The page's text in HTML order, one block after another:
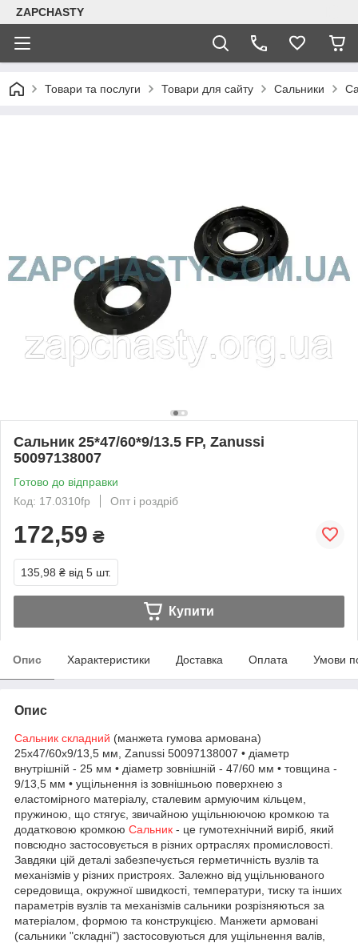
ZAPCHASTY
Товари та послуги Товари для сайту Сальники
Сальник 25*47/60*9/13.5 FP, Zanussi
50097138007
Готово до відправки
Код: 17.0310fp
Опт і роздріб
172,59 ₴
135,98 ₴ від 5 шт.
Купити
Опис Характеристики Доставка Оплата Умови
Опис
Сальник складний (манжета гумова армована)
25x47/60x9/13,5 мм, Zanussi 50097138007 • діаметр
внутрішній - 25 мм • діаметр зовнішній - 47/60 мм • товщина -
9/13,5 мм • ущільнення із зовнішньою поверхнею з
еластомірного матеріалу, сталевим армуючим кільцем,
пружиною, що стягує, звичайною ущільнюючою кромкою та
додатковою кромкою Сальник - це гумотехнічний виріб, який
повсюдно застосовується в різних ортраслях промисловості.
Завдяки цій деталі забезпечується герметичність вузлів та
механізмів у різних пристроях. Залежно від ущільнюваного
середовища, окружної швидкості, температури, тиску та інших
параметрів вузлів та механізмів сальники розрізняються за
матеріалом, формою та конструкцією. Манжети армовані
(сальники "складні") застосовуються для ущільнення валів,